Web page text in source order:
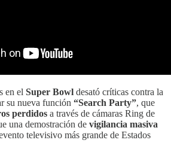
en el Super Bowl desató críticas contra la
su nueva función “Search Party”, que
perdidos a través de cámaras Ring de
una demostración de vigilancia masiva
televisivo más grande de Estados